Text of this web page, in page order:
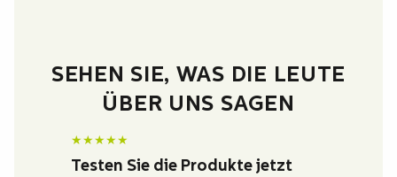
SEHEN SIE, WAS DIE LEUTE
ÜBER UNS SAGEN
★★★★★
Testen Sie die Produkte jetzt